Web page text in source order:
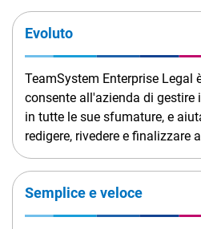
Evoluto
TeamSystem Enterprise Legal
consente all'azienda di gestire
in tutte le sue sfumature, e
redigere, rivedere e finalizzare
Semplice e veloce